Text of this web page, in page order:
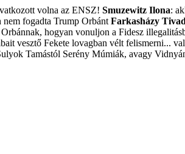
volna az ENSZ! Smuzewitz Ilona:
fogadta Trump Orbánt Farkasházy
hogyan vonuljon a Fidesz
vesztő Fekete lovagban vélt felismerni...
Tamástól Serény Múmiák, avagy